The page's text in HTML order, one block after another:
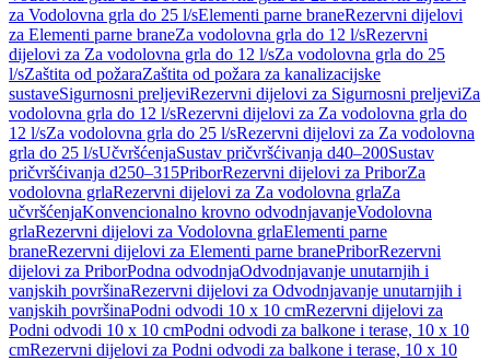
za Vodolovna grla do 25 l/sElementi parne braneRezervni dijelovi
za Elementi parne braneZa vodolovna grla do 12 l/sRezervni
dijelovi za Za vodolovna grla do 12 l/sZa vodolovna grla do 25
l/sZaštita od požaraZaštita od požara za kanalizacijske
sustaveSigurnosni preljeviRezervni dijelovi za Sigurnosni preljeviZa
vodolovna grla do 12 l/sRezervni dijelovi za Za vodolovna grla do
12 l/sZa vodolovna grla do 25 l/sRezervni dijelovi za Za vodolovna
grla do 25 l/sUčvršćenjaSustav pričvršćivanja d40–200Sustav
pričvršćivanja d250–315PriborRezervni dijelovi za PriborZa
vodolovna grlaRezervni dijelovi za Za vodolovna grlaZa
učvršćenjaKonvencionalno krovno odvodnjavanjeVodolovna
grlaRezervni dijelovi za Vodolovna grlaElementi parne
braneRezervni dijelovi za Elementi parne branePriborRezervni
dijelovi za PriborPodna odvodnjaOdvodnjavanje unutarnjih i
vanjskih površinaRezervni dijelovi za Odvodnjavanje unutarnjih i
vanjskih površinaPodni odvodi 10 x 10 cmRezervni dijelovi za
Podni odvodi 10 x 10 cmPodni odvodi za balkone i terase, 10 x 10
cmRezervni dijelovi za Podni odvodi za balkone i terase, 10 x 10